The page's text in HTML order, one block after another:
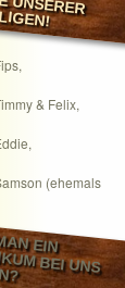
& Felix,
(ehemals
EIN